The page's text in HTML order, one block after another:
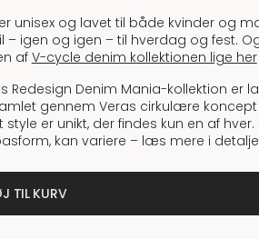
unisex og lavet til både kvinder og
– igen og igen – til hverdag og fest.
af V-cycle denim kollektionen lige her
Redesign Denim Mania-kollektion er
gennem Veras cirkulære
style er unikt, der findes kun en af
kan variere – læs mere i
TIL KURV